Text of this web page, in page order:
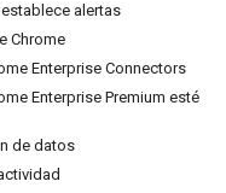
alertas
Chrome
Enterprise Connectors
Enterprise Premium esté
de datos